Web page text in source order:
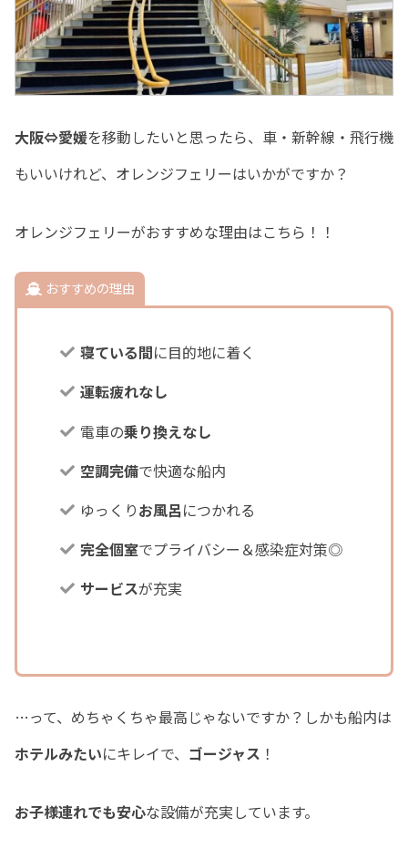
大阪⇔愛媛を移動したいと思ったら、車・新幹線・飛行機
もいいけれど、オレンジフェリーはいかがですか？
オレンジフェリーがおすすめな理由はこちら！！
おすすめの理由
寝ている間に目的地に着く
運転疲れなし
電車の乗り換えなし
空調完備で快適な船内
ゆっくりお風呂につかれる
完全個室でプライバシー＆感染症対策◎
サービスが充実
…って、めちゃくちゃ最高じゃないですか？しかも船内は
ホテルみたいにキレイで、 ゴージャス ！
お子様連れでも安心な設備が充実しています。